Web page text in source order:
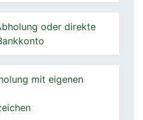
oder direkte
mit eigenen